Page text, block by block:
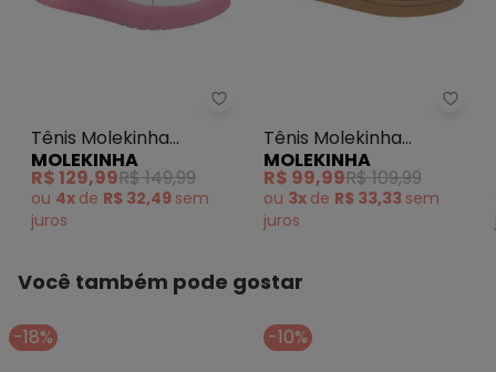
Tênis Molekinha (Branco)
Tênis Molekinha
(Branco)
MOLEKINHA
R$ 129,99R$ 149,99
ou 4x de R$ 32,49 sem
juros
Tênis Molekinha
(Branco)
MOLEKINHA
R$ 99,99R$ 109,99
ou 3x de R$ 33,33 sem
juros
Você também pode gostar
-18% -10%